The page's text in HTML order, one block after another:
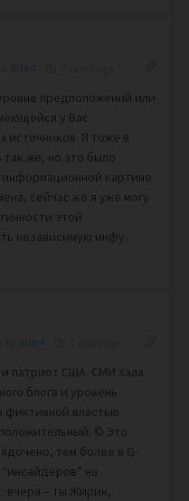
atlast
предположений или
у Вас
источников. Я тоже в
так же, но это было
информационной картине
сейчас же я уже могу
этой
независимую инфу.
atlast
патриот США. СМИ Хала
блога и уровень
фиктивной властью
© Это
тем более в G-
на
вчера – ты Жирик,